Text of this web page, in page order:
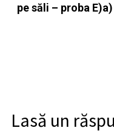
pe săli – proba
Lasă un